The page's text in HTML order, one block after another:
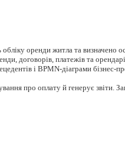
оренди житла та визначено
договорів, платежів та
і BPMN-діаграми бізнес-
про оплату й генерує